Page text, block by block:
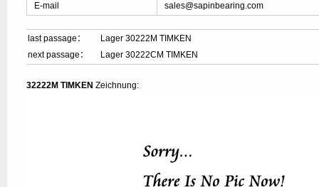
E-mail
sales@sapinbearing.com
last passage：
Lager 30222M TIMKEN
next passage：
Lager 30222CM TIMKEN
32222M TIMKEN Zeichnung: